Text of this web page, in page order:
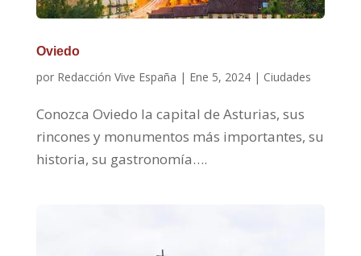
Oviedo
por Redacción Vive España | Ene 5, 2024| Ciudades
Conozca Oviedo la capital de Asturias, sus
rincones y monumentos más importantes, su
historia, su gastronomía….